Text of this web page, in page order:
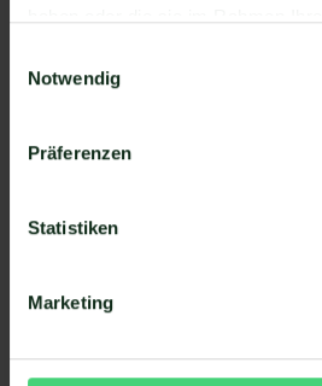
Notwendig
Präferenzen
Statistiken
Marketing
FUGO Digital Signage
Signage Account und Mateo
Schritt 4: Die Handlung, die
Nachrichtenvorlage mit